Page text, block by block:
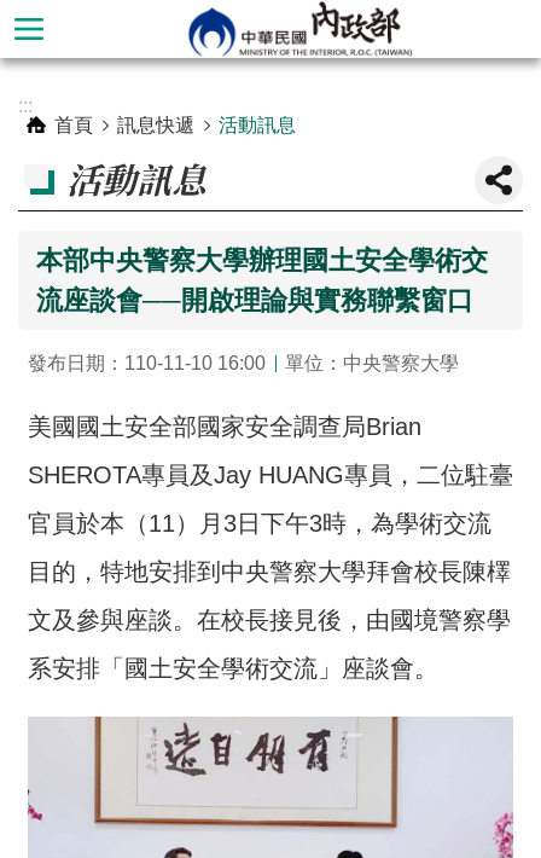
跳到主要內容區塊
階
本
部
簡
介
主
政
快
:::
首頁
訊息快遞 活動訊息
活動訊息
本部中央警察大學辦理國土安全學術交
流座談會──開啟理論與實務聯繫窗口
發布日期：110-11-10 16:00 單位：中央警察大學
美國國土安全部國家安全調查局Brian
SHEROTA專員及Jay HUANG專員，二位駐臺
官員於本（11）月3日下午3時，為學術交流
目的，特地安排到中央警察大學拜會校長陳檡
文及參與座談。在校長接見後，由國境警察學
系安排「國土安全學術交流」座談會。